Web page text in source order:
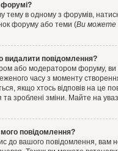
форумі?
тему в одному з форумів,
форуму або теми (Ви можете
видалити повідомлення?
або модератором форуму,
часу з моменту
якщо хтось відповів на це
зроблені зміни. Майте на
повідомлення?
до вашого повідомлення, вам